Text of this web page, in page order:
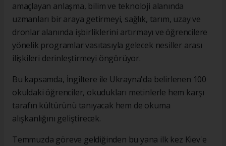
amaçlayan anlaşma, bilim ve teknoloji alanında
uzmanları bir araya getirmeyi, sağlık, tarım, uzay ve
dronlar alanında işbirliklerini artırmayı ve öğrencilere
yönelik programlar vasıtasıyla gelecek nesiller arası
ilişkileri derinleştirmeyi öngörüyor.
Bu kapsamda, İngiltere ile Ukrayna'da belirlenen 100
okuldaki öğrenciler, okudukları metinlerle hem karşı
tarafın kültürünü tanıyacak hem de okuma
alışkanlığını geliştirecek.
Temmuzda göreve geldiğinden bu yana ilk kez Kiev'e